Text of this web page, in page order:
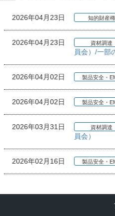
2026年04月23日 知的財産権
2026年04月23日 資材調達
員会）/一部
2026年04月02日 製品安全・
2026年04月02日 製品安全・
2026年03月31日 資材調達
員会）
2026年02月16日 製品安全・